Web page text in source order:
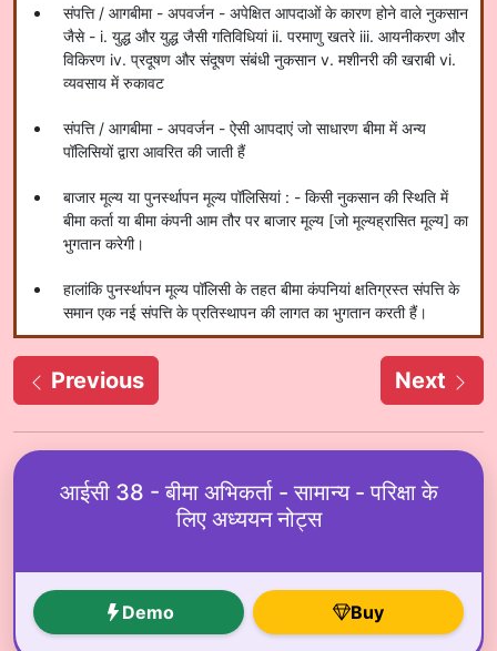
संपत्ति / आगबीमा - अपवर्जन - अपेक्षित आपदाओं के कारण होने वाले नुकसान
जैसे - i. युद्ध और युद्ध जैसी गतिविधियां ii. परमाणु खतरे iii. आयनीकरण और
विकिरण iv. प्रदूषण और संदूषण संबंधी नुकसान v. मशीनरी की खराबी vi.
व्यवसाय में रुकावट
संपत्ति / आगबीमा - अपवर्जन - ऐसी आपदाएं जो साधारण बीमा में अन्य
पॉलिसियों द्वारा आवरित की जाती हैं
बाजार मूल्य या पुनर्स्थापन मूल्य पॉलिसियां : - किसी नुकसान की स्थिति में
बीमा कर्ता या बीमा कंपनी आम तौर पर बाजार मूल्य [जो मूल्यह्रासित मूल्य] का
भुगतान करेगी।
हालांकि पुनर्स्थापन मूल्य पॉलिसी के तहत बीमा कंपनियां क्षतिग्रस्त संपत्ति के
समान एक नई संपत्ति के प्रतिस्थापन की लागत का भुगतान करती हैं।
Previous Next
आईसी 38 - बीमा अभिकर्ता - सामान्य - परिक्षा के
लिए अध्ययन नोट्स
Demo Buy